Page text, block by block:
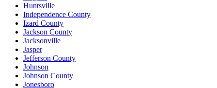
Huntsville
Independence County
Izard County
Jackson County
Jacksonville
Jasper
Jefferson County
Johnson
Johnson County
Jonesboro